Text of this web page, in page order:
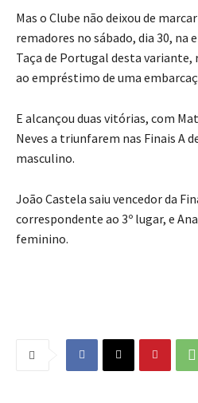
Mas o Clube não deixou de
remadores no sábado, dia 30, na
Taça de Portugal desta
ao empréstimo de uma
E alcançou duas vitórias, com
Neves a triunfarem nas Finais A
masculino.
João Castela saiu vencedor da
correspondente ao 3º lugar, e
feminino.